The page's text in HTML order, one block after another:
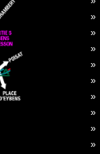
»
»
»
»
»
»
»
»
»